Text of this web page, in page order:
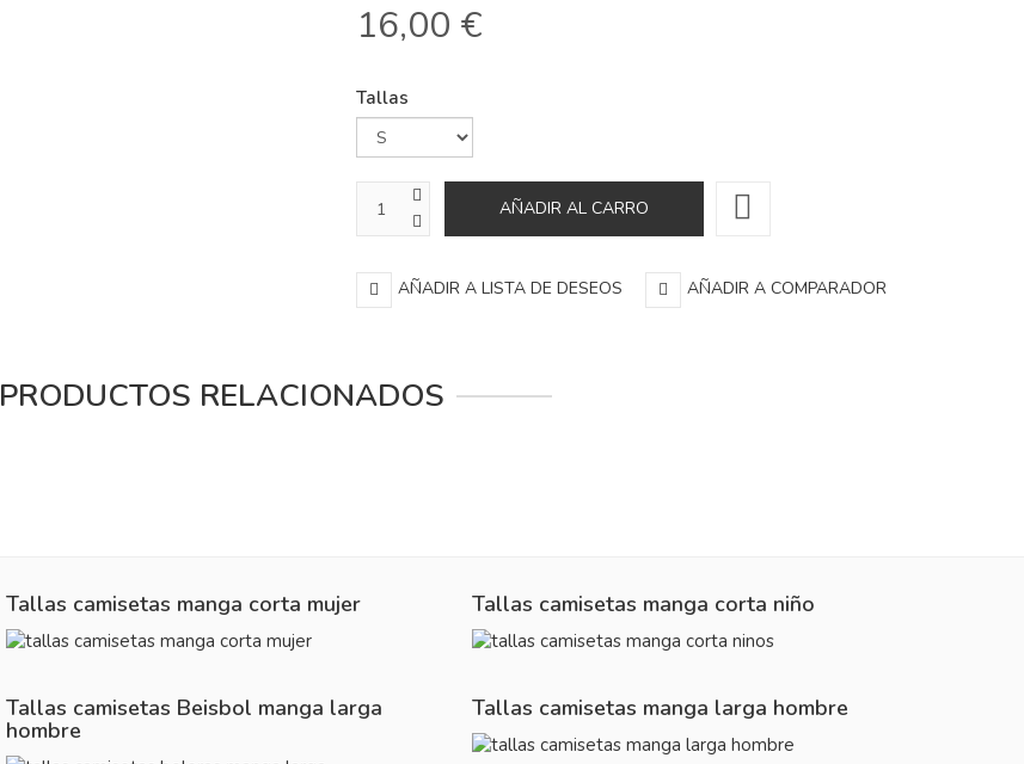
16,00 €
Tallas
AÑADIR A LISTA DE DESEOS AÑADIR A COMPARADOR
PRODUCTOS RELACIONADOS
Tallas camisetas manga corta mujer Tallas camisetas manga corta niño
Tallas camisetas Beisbol manga larga
hombre
Tallas camisetas manga larga hombre